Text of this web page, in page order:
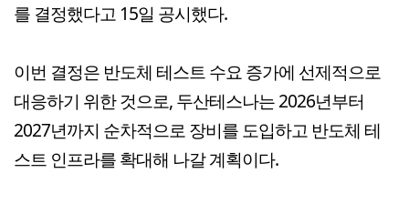
를 결정했다고 15일 공시했다.
이번 결정은 반도체 테스트 수요 증가에 선제적으로
대응하기 위한 것으로, 두산테스나는 2026년부터
2027년까지 순차적으로 장비를 도입하고 반도체 테
스트 인프라를 확대해 나갈 계획이다.